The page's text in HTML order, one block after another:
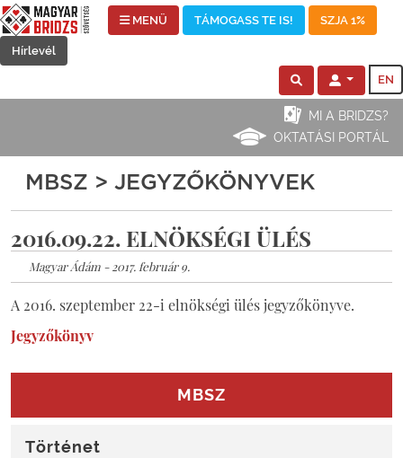
MENÜ TÁMOGASS TE IS! SZJA 1%
Hírlevél
EN
MI A BRIDZS?
OKTATÁSI PORTÁL
MBSZ > JEGYZŐKÖNYVEK
2016.09.22. ELNÖKSÉGI ÜLÉS
Magyar Ádám - 2017. február 9.
A 2016. szeptember 22-i elnökségi ülés jegyzőkönyve.
Jegyzőkönyv
MBSZ
Történet